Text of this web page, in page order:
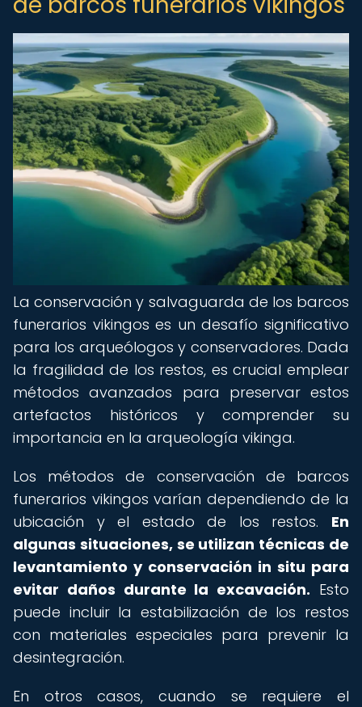
La conservación y salvaguarda de los barcos
funerarios vikingos es un desafío significativo
para los arqueólogos y conservadores. Dada
la fragilidad de los restos, es crucial emplear
métodos avanzados para preservar estos
artefactos históricos y comprender su
importancia en la arqueología vikinga.
Los métodos de conservación de barcos
funerarios vikingos varían dependiendo de la
ubicación y el estado de los restos. En
algunas situaciones, se utilizan técnicas de
levantamiento y conservación in situ para
evitar daños durante la excavación. Esto
puede incluir la estabilización de los restos
con materiales especiales para prevenir la
desintegración.
En otros casos, cuando se requiere el